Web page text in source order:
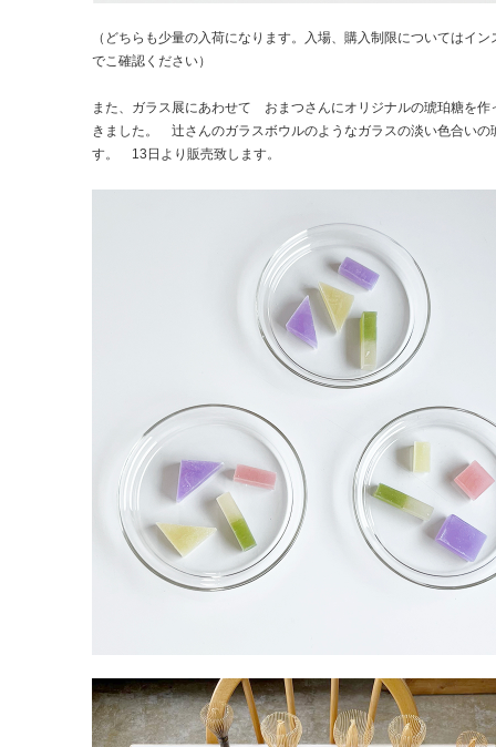
（どちらも少量の入荷になります。入場、購入制限についてはイン
でこ確認ください）
また、ガラス展にあわせて おまつさんにオリジナルの琥珀糖を作
きました。 辻さんのガラスボウルのようなガラスの淡い色合いの
す。 13日より販売致します。